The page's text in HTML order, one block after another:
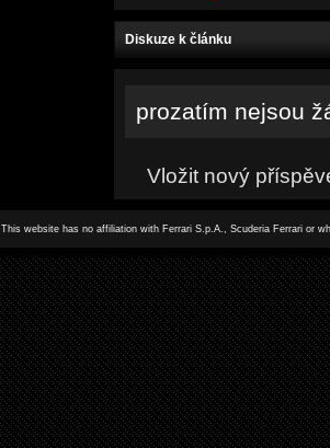
Diskuze k článku
prozatím nejsou
Vložit nový
This website has no affiliation with Ferrari S.p.A., Scuderia Ferrari or